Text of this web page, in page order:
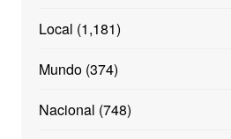
Local (1,181)
Mundo(374)
Nacional (748)